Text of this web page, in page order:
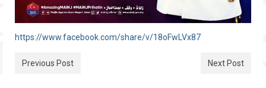
https://www.facebook.com/share/v/18oFwLVx87
Previous Post Next Post